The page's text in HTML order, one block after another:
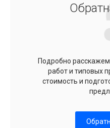
Подробно
работ и типовых
стоимость и